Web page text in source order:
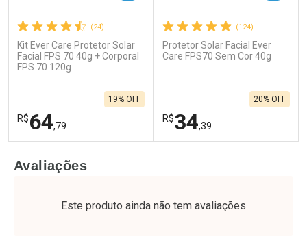
(24)
Kit Ever Care Protetor Solar
Facial FPS 70 40g + Corporal
FPS 70 120g
R$64,79
19% OFF
Laboratório
Por Menos
(124)
Protetor Solar Facial Ever
Care FPS70 Sem Cor 40g
R$34,39
20% OFF
Laboratório
Por Menos
Avaliações
Este produto ainda não tem avaliações